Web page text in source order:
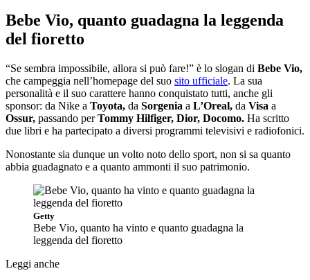
Bebe Vio, quanto guadagna la leggenda
del fioretto
“Se sembra impossibile, allora si può fare!” è lo slogan di Bebe Vio,
che campeggia nell’homepage del suo sito ufficiale. La sua
personalità e il suo carattere hanno conquistato tutti, anche gli
sponsor: da Nike a Toyota, da Sorgenia a L’Oreal, da Visa a
Ossur, passando perTommy Hilfiger, Dior, Docomo. Ha scritto
due libri e ha partecipato a diversi programmi televisivi e radiofonici.
Nonostante sia dunque un volto noto dello sport, non si sa quanto
abbia guadagnato e a quanto ammonti il suo patrimonio.
Getty
Bebe Vio, quanto ha vinto e quanto guadagna la
leggenda del fioretto
Leggi anche